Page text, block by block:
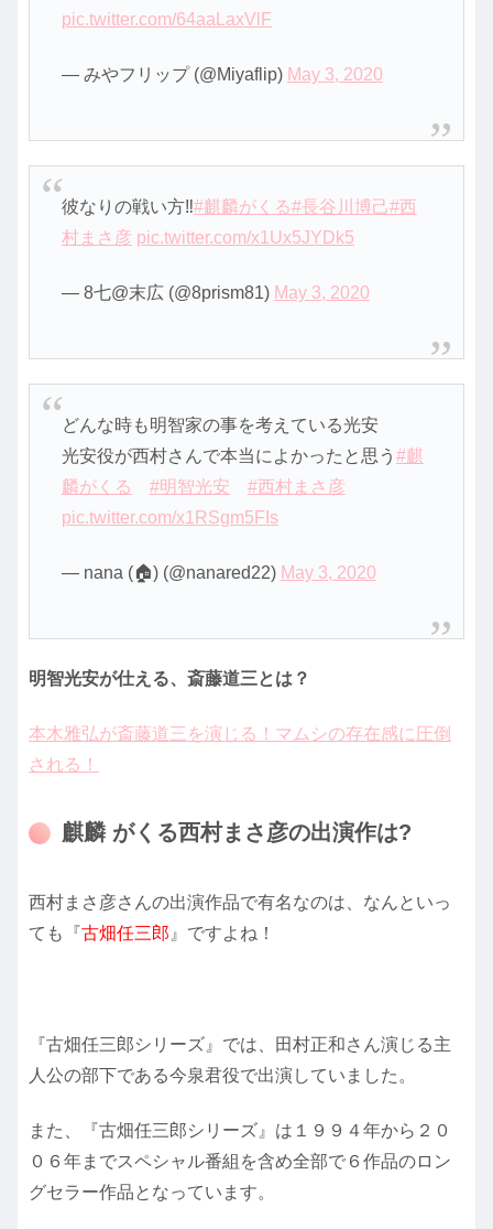
pic.twitter.com/64aaLaxVlF
— みやフリップ (@Miyaflip) May 3, 2020
彼なりの戦い方‼️#麒麟がくる#長谷川博己#西
村まさ彦 pic.twitter.com/x1Ux5JYDk5
— 8七@末広 (@8prism81) May 3, 2020
どんな時も明智家の事を考えている光安
光安役が西村さんで本当によかったと思う #麒
麟がくる
#明智光安
#西村まさ彦
pic.twitter.com/x1RSgm5FIs
— nana (🏠) (@nanared22) May 3, 2020
明智光安が仕える、斎藤道三とは？
本木雅弘が斎藤道三を演じる！マムシの存在感に圧倒
される！
麒麟 がくる西村まさ彦の出演作は?
西村まさ彦さんの出演作品で有名なのは、なんといっ
ても『古畑任三郎 』ですよね！
『古畑任三郎シリーズ』では、田村正和さん演じる主
人公の部下である今泉君役で出演していました。
また、『古畑任三郎シリーズ』は１９９４年から２０
０６年までスペシャル番組を含め全部で６作品のロン
グセラー作品となっています。